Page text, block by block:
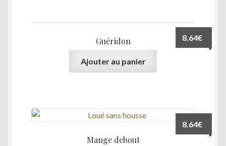
Guéridon 8.64€
Ajouter au panier
Mange debout
8.64€